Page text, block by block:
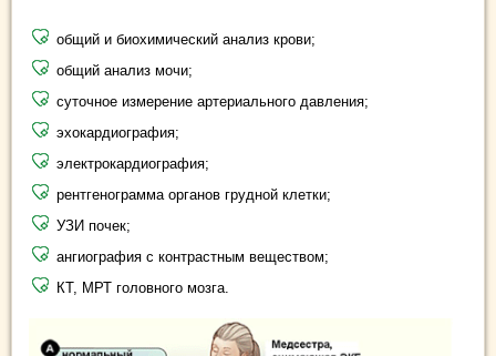
общий и биохимический анализ крови;
общий анализ мочи;
суточное измерение артериального давления;
эхокардиография;
электрокардиография;
рентгенограмма органов грудной клетки;
УЗИ почек;
ангиография с контрастным веществом;
КТ, МРТ головного мозга.